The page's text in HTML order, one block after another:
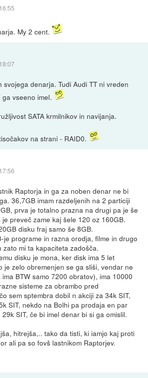
My 2 cent.
svojega denarja. Tudi Audi TT ni vreden
vseeno imel.
SATA krmilnikov in navijanja.
na strani - RAID0.
Raptorja in ga za noben denar ne bi
36,7GB imam razdeljenih na 2 particiji
prva je totalno prazna na drugi pa je še
preveč zame kaj šele 120 oz 160GB.
disku fraj samo še 8GB.
je programe in razna orodja, filme in drugo
zato mi ta kapaciteta zadošča.
disku je mona, ker disk ima 5 let
je zelo obremenjen se ga sliši, vendar ne
BTW samo 7200 obratov), ima 10000
sisteme za obrambo pred
sem sptembra dobil n akciji za 34k SIT,
SIT, nekdo na Bolhi pa prodaja en par
SIT, če bi imel denar bi si ga omislil.
hitrejša,.. tako da tisti, ki iamjo kaj proti
ali pa so fovš lastnikom Raptorjev.